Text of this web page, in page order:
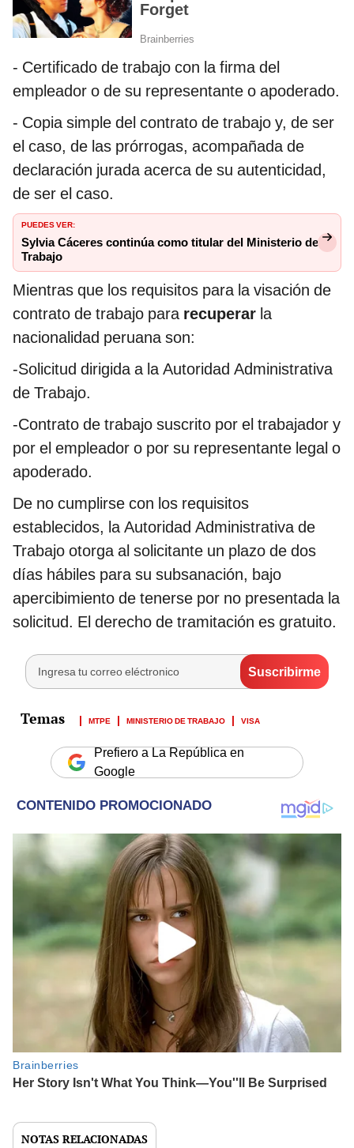
- Certificado de trabajo con la firma del
empleador o de su representante o apoderado.
- Copia simple del contrato de trabajo y, de ser
el caso, de las prórrogas, acompañada de
declaración jurada acerca de su autenticidad,
de ser el caso.
PUEDES VER:
Sylvia Cáceres continúa como titular del Ministerio de
Trabajo
Mientras que los requisitos para la visación de
contrato de trabajo para recuperar la
nacionalidad peruana son:
-Solicitud dirigida a la Autoridad Administrativa
de Trabajo.
-Contrato de trabajo suscrito por el trabajador y
por el empleador o por su representante legal o
apoderado.
De no cumplirse con los requisitos
establecidos, la Autoridad Administrativa de
Trabajo otorga al solicitante un plazo de dos
días hábiles para su subsanación, bajo
apercibimiento de tenerse por no presentada la
solicitud. El derecho de tramitación es gratuito.
MTPE MINISTERIO DE TRABAJO VISA
Prefiero a La República en
Google
NOTAS RELACIONADAS